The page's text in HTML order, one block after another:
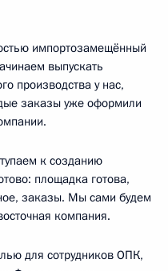
импортозамещённый
выпускать
производства у нас,
заказы уже оформили
к созданию
площадка готова,
заказы. Мы сами будем
компания.
для сотрудников ОПК,